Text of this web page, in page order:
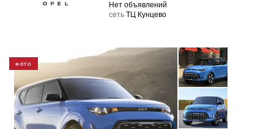
Нет объявлений
cеть ТЦ Кунцево
ФОТО